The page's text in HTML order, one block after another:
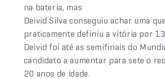
na bateria, mas
Deivid Silva conseguiu achar uma
praticamente definiu a vitória por
Deivid foi até as semifinais do
candidato a aumentar para sete o
20 anos de idade.